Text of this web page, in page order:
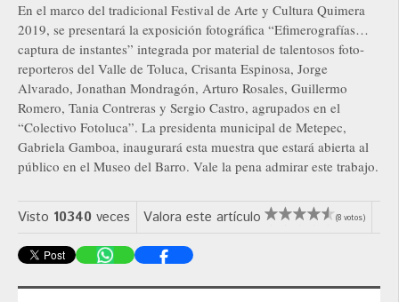
En el marco del tradicional Festival de Arte y Cultura Quimera
2019, se presentará la exposición fotográfica “Efimerografías…
captura de instantes” integrada por material de talentosos foto-
reporteros del Valle de Toluca, Crisanta Espinosa, Jorge
Alvarado, Jonathan Mondragón, Arturo Rosales, Guillermo
Romero, Tania Contreras y Sergio Castro, agrupados en el
“Colectivo Fotoluca”. La presidenta municipal de Metepec,
Gabriela Gamboa, inaugurará esta muestra que estará abierta al
público en el Museo del Barro. Vale la pena admirar este trabajo.
Visto 10340 veces Valora este artículo (8 votos)